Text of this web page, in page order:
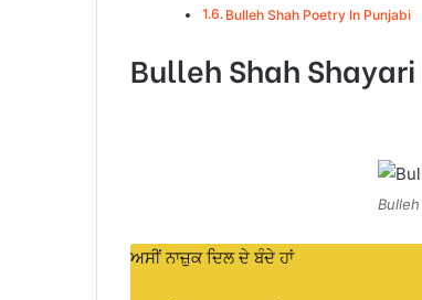
Bulleh Shah Poetry In Punjabi
Bulleh Shah
ਅਸੀਂ ਨਾਜ਼ੁਕ ਦਿਲ ਦੇ ਬੰਦੇ ਹਾਂ